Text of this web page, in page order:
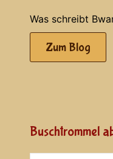
Was schreibt
Zum Blog
Buschtrommel